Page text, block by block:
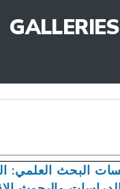
GALLERIES